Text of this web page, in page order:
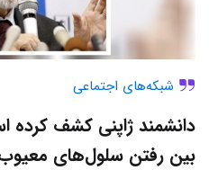
شبکه‌های اجتماعی
دانشمند ژاپنی کشف کرده
بین رفتن سلول‌های